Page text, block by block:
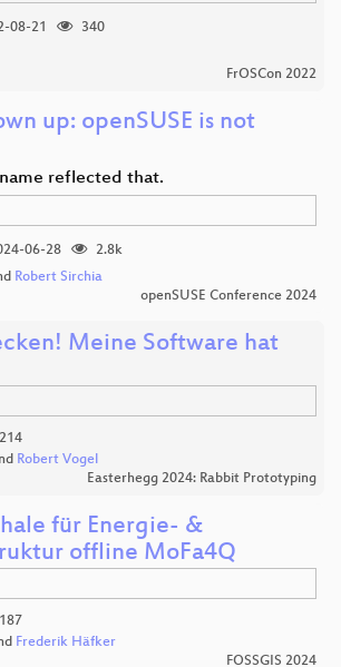
08-21
340
FrOSCon 2022
up: openSUSE is not
reflected that.
06-28
2.8k
Robert Sirchia
openSUSE Conference 2024
Meine Software hat
214
Robert Vogel
Easterhegg 2024: Rabbit Prototyping
für Energie- &
offline MoFa4Q
187
Frederik Häfker
FOSSGIS 2024